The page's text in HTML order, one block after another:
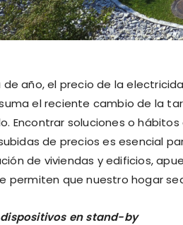
de año, el precio de la
el reciente cambio de la
Encontrar soluciones o
de precios es esencial
de viviendas y edificios,
permiten que nuestro hogar
en stand-by